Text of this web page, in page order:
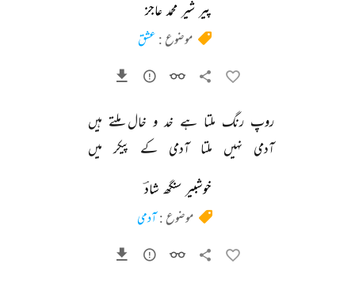
پیر شیر محمد عاجز
موضوع : عشق
روپ رنگ ملتا ہے خد و خال ملتے ہیں
آدمی
نہیں ملتا آدمی کے پیکر میں
خوشبیر سنگھ شادؔ
موضوع :آدمی